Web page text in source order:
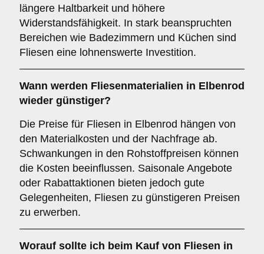
längere Haltbarkeit und höhere
Widerstandsfähigkeit. In stark beanspruchten
Bereichen wie Badezimmern und Küchen sind
Fliesen eine lohnenswerte Investition.
Wann werden Fliesenmaterialien in Elbenrod
wieder günstiger?
Die Preise für Fliesen in Elbenrod hängen von
den Materialkosten und der Nachfrage ab.
Schwankungen in den Rohstoffpreisen können
die Kosten beeinflussen. Saisonale Angebote
oder Rabattaktionen bieten jedoch gute
Gelegenheiten, Fliesen zu günstigeren Preisen
zu erwerben.
Worauf sollte ich beim Kauf von Fliesen in